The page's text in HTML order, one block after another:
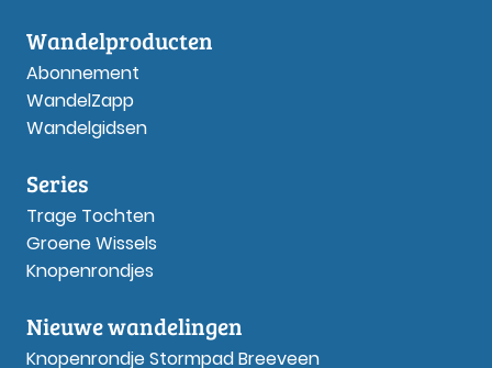
Wandelproducten
Abonnement
WandelZapp
Wandelgidsen
Series
Trage Tochten
Groene Wissels
Knopenrondjes
Nieuwe wandelingen
Knopenrondje Stormpad Breeveen